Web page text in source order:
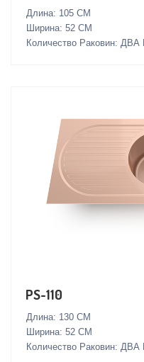
Длина: 105 СМ
Ширина: 52 СМ
Количество Раковин:
PS-110
Длина: 130 СМ
Ширина: 52 СМ
Количество Раковин: